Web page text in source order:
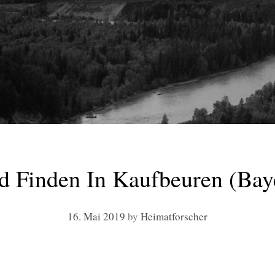
Finden In Kaufbeuren
16. Mai 2019 by Heimatforscher